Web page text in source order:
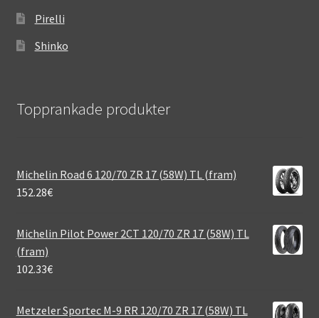
Pirelli
Shinko
Topprankade produkter
Michelin Road 6 120/70 ZR 17 (58W) TL (fram)
152.28€
Michelin Pilot Power 2CT 120/70 ZR 17 (58W) TL
(fram)
102.33€
Metzeler Sportec M-9 RR 120/70 ZR 17 (58W) TL